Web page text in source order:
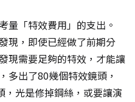
量「特效費用」的支出。
現，即使已經做了前期分
現需要足夠的特效，才能讓
多出了80幾個特效鏡頭，
，光是修掉鋼絲，或要讓演